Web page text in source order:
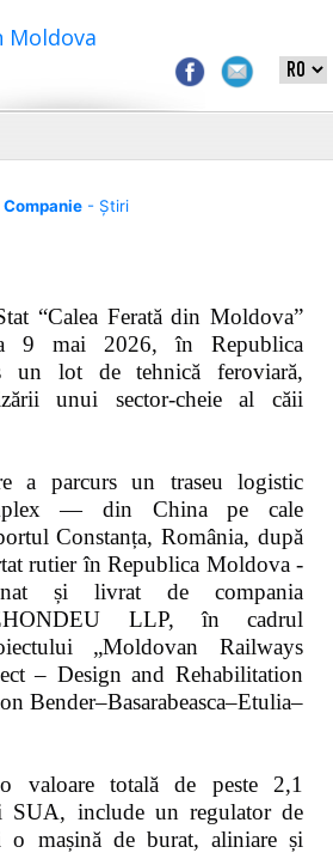
Moldova
Companie- Știri
“Calea Ferată din Moldova”
9 mai 2026, în Republica
un lot de tehnică feroviară,
unui sector-cheie al căii
a parcurs un traseu logistic
— din China pe cale
Constanța, România, după
rutier în Republica Moldova -
și livrat de compania
LLP, în cadrul
„Moldovan Railways
– Design and Rehabilitation
Bender–Basarabeasca–Etulia–
totală de peste 2,1
SUA, include un regulator de
o mașină de burat, aliniare și